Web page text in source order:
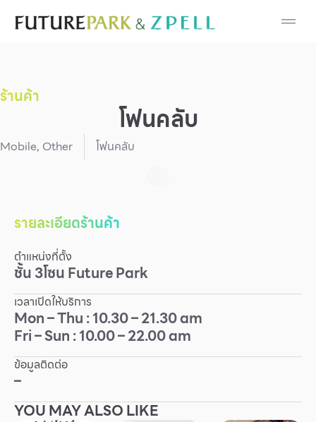
Cosmetic
Fashion
Food
Gold & Jewelry
IT
Mobile
Other
Service
ร้านค้า
โฟนคลับ
Mobile, Other โฟนคลับ
รายละเอียดร้านค้า
ตำแหน่งที่ตั้ง
ชั้น3โซนFuture Park
เวลาเปิดให้บริการ
Mon – Thu : 10.30 – 21.30 am
Fri – Sun : 10.00 – 22.00 am
ข้อมูลติดต่อ
–
YOU MAY ALSO LIKE